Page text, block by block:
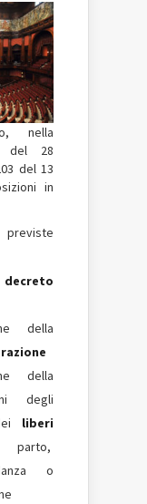
nella
del 28
del 13
in
decreto
della
della
degli
liberi
o